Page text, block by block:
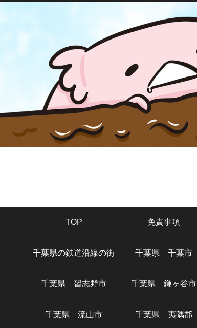
TOP 免責事項
千葉県の鉄道沿線の街 千葉県 千葉市
千葉県 習志野市 千葉県 鎌ヶ谷市
千葉県 流山市 千葉県 夷隅郡